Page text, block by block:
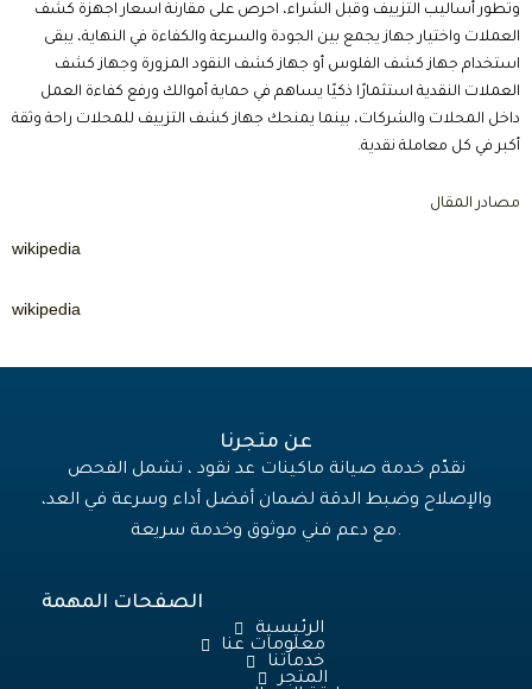
وتطور أساليب التزييف وقبل الشراء، احرص على مقارنة اسعار اجهزة كشف
العملات واختيار جهاز يجمع بين الجودة والسرعة والكفاءة في النهاية، يبقى
استخدام جهاز كشف الفلوس أو جهاز كشف النقود المزورة وجهاز كشف
العملات النقدية استثمارًا ذكيًا يساهم في حماية أموالك ورفع كفاءة العمل
داخل المحلات والشركات، بينما يمنحك جهاز كشف التزييف للمحلات راحة وثقة
أكبر في كل معاملة نقدية.
مصادر المقال
wikipedia
wikipedia
عن متجرنا
نقدّم خدمة صيانة ماكينات عد نقود ، تشمل الفحص
والإصلاح وضبط الدقة لضمان أفضل أداء وسرعة في العد،
مع دعم فني موثوق وخدمة سريعة.
الصفحات المهمة
الرئيسية
معلومات عنا
خدماتنا
المتجر